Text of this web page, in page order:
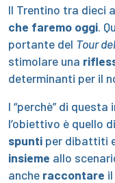
Il Trentino tra dieci
che faremo oggi.
portante del Tour
stimolare una
determinanti per il
I “perchè” di
l’obiettivo è quello di
spunti per dibattiti
insieme allo
anche raccontare